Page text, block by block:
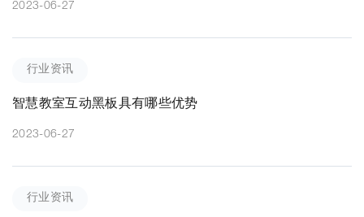
2023-06-27
行业资讯
智慧教室互动黑板具有哪些优势
2023-06-27
行业资讯